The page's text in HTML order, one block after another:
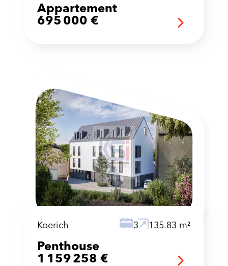
Appartement
695 000 €
Koerich 3 135.83 m²
Penthouse
1 159 258 €